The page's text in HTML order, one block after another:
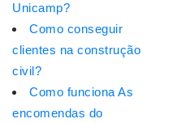
Unicamp?
Como conseguir
clientes na construção
civil?
Como funciona As
encomendas do